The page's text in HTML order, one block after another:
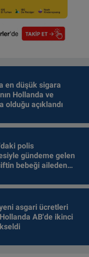
en düşük sigara
Hollanda ve
olduğu açıklandı
polis
gündeme gelen
bebeği aileden
asgari ücretleri
Hollanda AB'de ikinci